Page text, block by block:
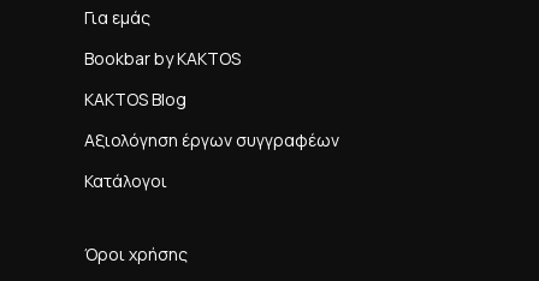
Για εμάς
Bookbar by KAKTOS
KAKTOS Blog
Αξιολόγηση έργων συγγραφέων
Κατάλογοι
Όροι χρήσης